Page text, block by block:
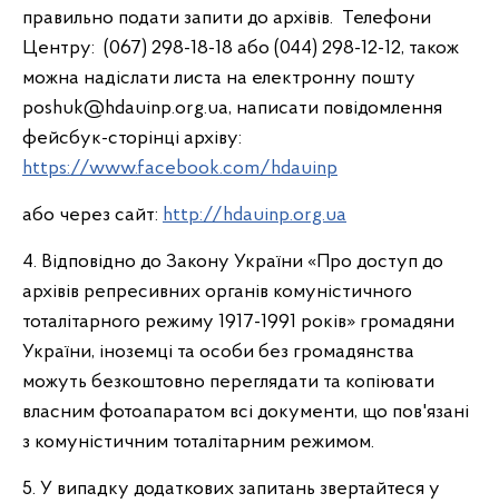
правильно подати запити до архівів. Телефони
Центру: (067) 298-18-18 або (044) 298-12-12, також
можна надіслати листа на електронну пошту
poshuk@hdauinp.org.ua, написати повідомлення
фейсбук-сторінці архіву:
https://www.facebook.com/hdauinp
або через сайт: http://hdauinp.org.ua
4. Відповідно до Закону України «Про доступ до
архівів репресивних органів комуністичного
тоталітарного режиму 1917-1991 років» громадяни
України, іноземці та особи без громадянства
можуть безкоштовно переглядати та копіювати
власним фотоапаратом всі документи, що пов'язані
з комуністичним тоталітарним режимом.
5. У випадку додаткових запитань звертайтеся у